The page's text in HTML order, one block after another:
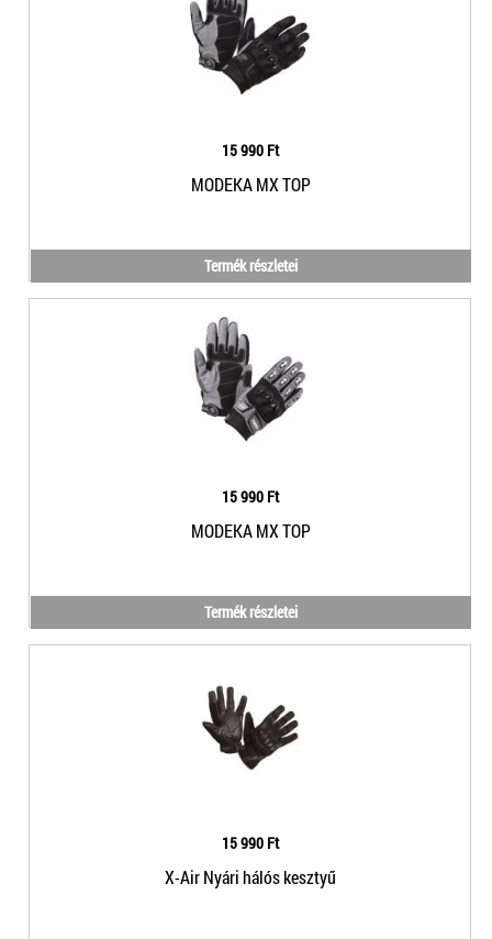
15 990 Ft
MODEKA MX TOP
Termék részletei
15 990 Ft
MODEKA MX TOP
Termék részletei
15 990 Ft
X-Air Nyári hálós kesztyű